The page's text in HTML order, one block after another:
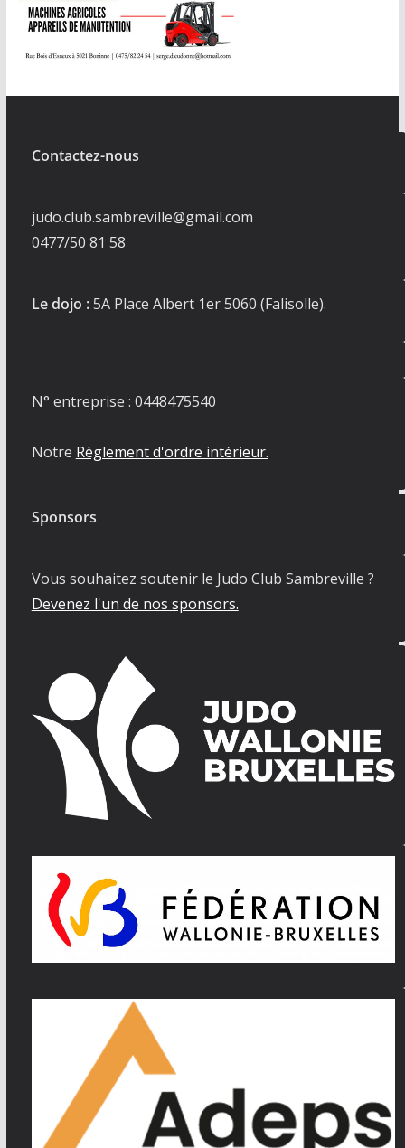
Contactez-nous
judo.club.sambreville@gmail.com
0477/50 81 58
Le dojo :5A Place Albert 1er 5060 (Falisolle).
N° entreprise : 0448475540
Notre Règlement d'ordre intérieur.
Sponsors
Vous souhaitez soutenir le Judo Club Sambreville ?
Devenez l'un de nos sponsors.